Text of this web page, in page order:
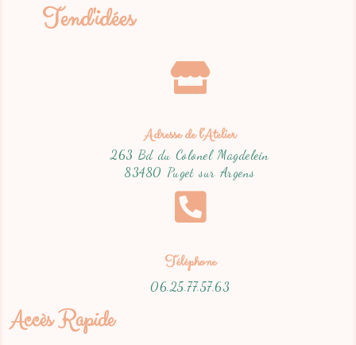
Tend'idées
Adresse de l'Atelier
263 Bd du Colonel Magdelein
83480 Puget sur Argens
Téléphone
06.25.77.57.63
Accès Rapide